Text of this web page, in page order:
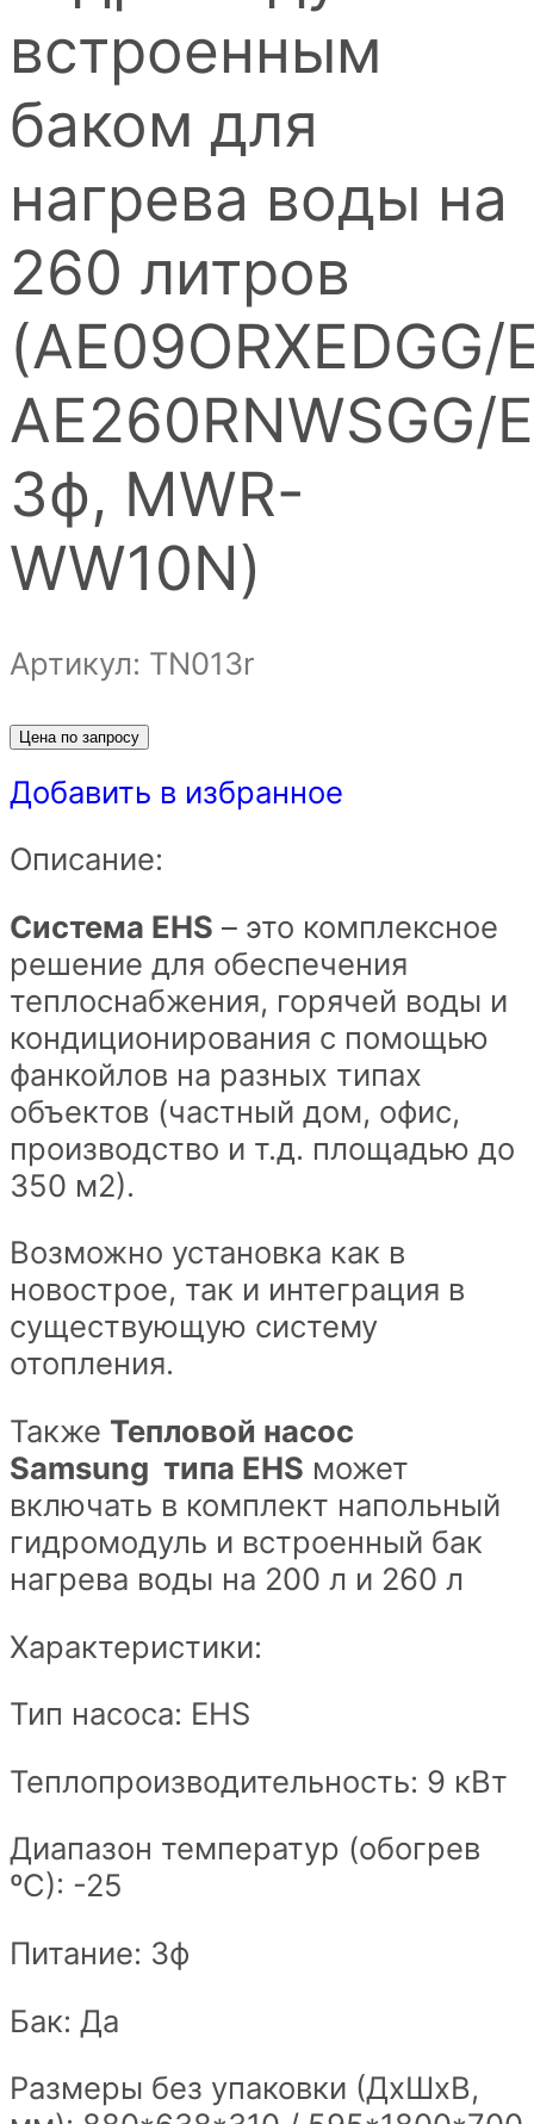
встроенным
баком для
нагрева воды на
260 литров
(AE09ORXEDGG/
AE260RNWSGG/
3ф, MWR-
WW10N)
Артикул: ТN013r
Цена по запросу
Добавить в избранное
Описание:
Система EHS – это комплексное
решение для обеспечения
теплоснабжения, горячей воды и
кондиционирования с помощью
фанкойлов на разных типах
объектов (частный дом, офис,
производство и т.д. площадью до
350 м2).
Возможно установка как в
новострое, так и интеграция в
существующую систему
отопления.
Также Тепловой насос
Samsung типа EHS может
включать в комплект напольный
гидромодуль и встроенный бак
нагрева воды на 200 л и 260 л
Характеристики:
Тип насоса: EHS
Теплопроизводительность: 9 кВт
Диапазон температур (обогрев
ºС): -25
Питание: 3ф
Бак: Да
Размеры без упаковки (ДxШxВ,